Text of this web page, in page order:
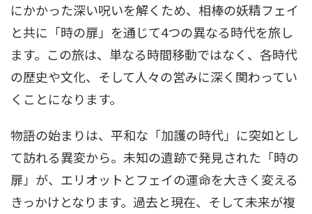
にかかった深い呪いを解くため、相棒の妖精フェイ
と共に「時の扉」を通じて4つの異なる時代を旅し
ます。この旅は、単なる時間移動ではなく、各時代
の歴史や文化、そして人々の営みに深く関わってい
くことになります。
物語の始まりは、平和な「加護の時代」に突如とし
て訪れる異変から。未知の遺跡で発見された「時の
扉」が、エリオットとフェイの運命を大きく変える
きっかけとなります。過去と現在、そして未来が複